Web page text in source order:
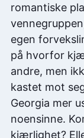
romantiske
egen
på hvorfor
andre, men
kastet mot
Georgia mer
noensinne.
kjærlighet?